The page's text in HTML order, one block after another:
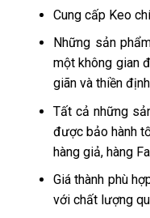
Cung cấp Keo
Những sản
một không gian
giãn và thiền
Tất cả những
được bảo hành
hàng giả, hàng
Giá thành phù
với chất lượng